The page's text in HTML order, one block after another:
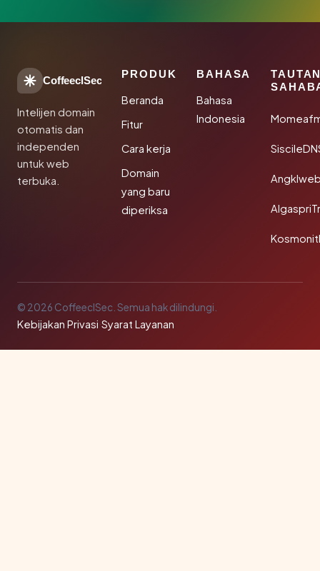
CoffeeclSec
Intelijen domain
otomatis dan
independen
untuk web
terbuka.
PRODUK
Beranda
Fitur
Cara kerja
Domain
yang baru
diperiksa
BAHASA
Bahasa
Indonesia
© 2026 CoffeeclSec. Semua hak dilindungi.
Kebijakan Privasi·Syarat Layanan